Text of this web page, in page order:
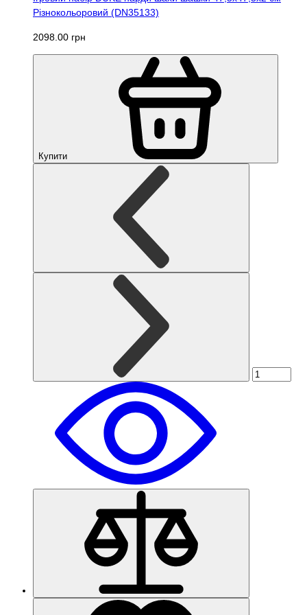
Різнокольоровий (DN35133)
2098.00 грн
Купити